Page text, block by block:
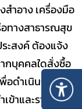
สำอาง เครื่องมือ
ทางสาธารณสุข
ะสงค์ ต้องแจ้ง
กบุคคลใดสั่งซื้อ
อดำเนินการก
ข้าและราย